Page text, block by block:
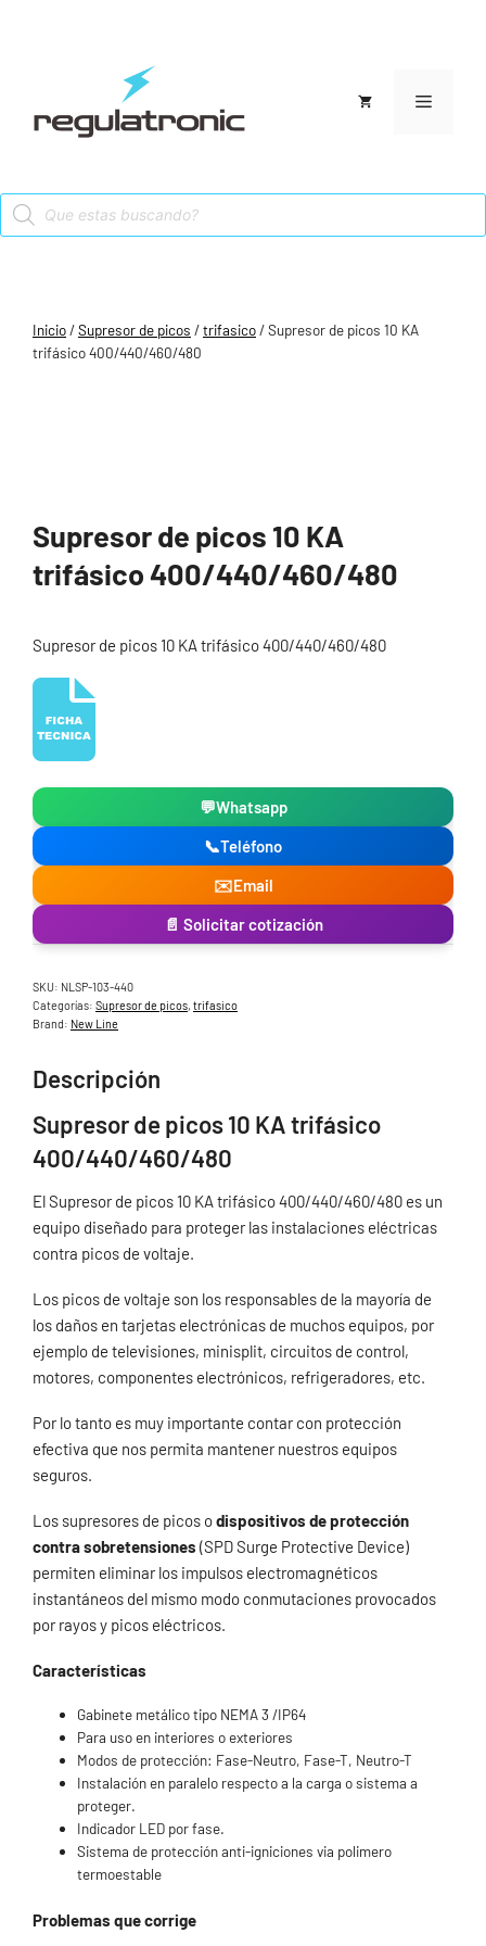
Menú
Products
search
Inicio/Supresor de picos /trifasico/ Supresor de picos 10 KA
trifásico 400/440/460/480
Supresor de picos 10 KA
trifásico 400/440/460/480
Supresor de picos 10 KA trifásico 400/440/460/480
💬Whatsapp
📞Teléfono
✉️Email
📄 Solicitar cotización
SKU: NLSP-103-440
Categorías: Supresor de picos, trifasico
Brand: New Line
Descripción
Supresor de picos 10 KA trifásico
400/440/460/480
El Supresor de picos 10 KA trifásico 400/440/460/480 es un
equipo diseñado para proteger las instalaciones eléctricas
contra picos de voltaje.
Los picos de voltaje son los responsables de la mayoría de
los daños en tarjetas electrónicas de muchos equipos, por
ejemplo de televisiones, minisplit, circuitos de control,
motores, componentes electrónicos, refrigeradores, etc.
Por lo tanto es muy importante contar con protección
efectiva que nos permita mantener nuestros equipos
seguros.
Los supresores de picos odispositivos de protección
contra sobretensiones (SPD Surge Protective Device)
permiten eliminar los impulsos electromagnéticos
instantáneos del mismo modo conmutaciones provocados
por rayos y picos eléctricos.
Características
Gabinete metálico tipo NEMA 3 /IP64
Para uso en interiores o exteriores
Modos de protección: Fase-Neutro, Fase-T, Neutro-T
Instalación en paralelo respecto a la carga o sistema a
proteger.
Indicador LED por fase.
Sistema de protección anti-igniciones via polimero
termoestable
Problemas que corrige